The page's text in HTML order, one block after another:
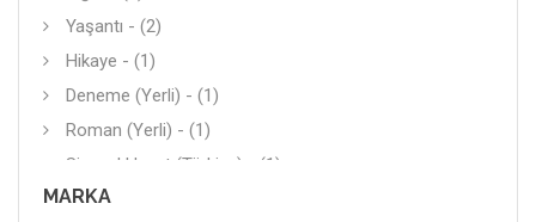
Yaşantı - (2)
Hikaye - (1)
Deneme (Yerli) - (1)
Roman (Yerli) - (1)
Siyasal Hayat (Türkiye) - (1)
Roman (Çeviri) - (1)
MARKA